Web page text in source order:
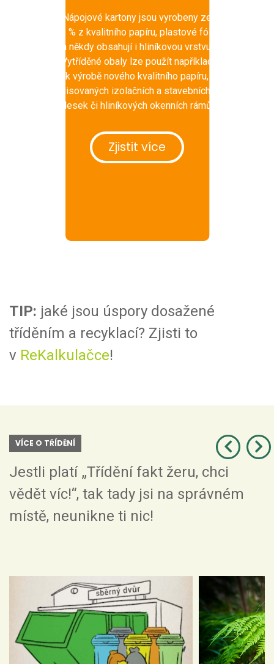
Nápojové kartony jsou vyrobeny ze
75 % z kvalitního papíru, plastové fólie
a někdy obsahují i hliníkovou vrstvu.
Vytříděné obaly lze použít například
k výrobě nového kvalitního papíru,
lisovaných izolačních a stavebních
desek či hliníkových okenních rámů.
Zjistit více
TIP: jaké jsou úspory dosažené
tříděním a recyklací? Zjisti to
v ReKalkulačce!
VÍCE O TŘÍDĚNÍ
Jestli platí „Třídění fakt žeru, chci
vědět víc!“, tak tady jsi na správném
místě, neunikne ti nic!